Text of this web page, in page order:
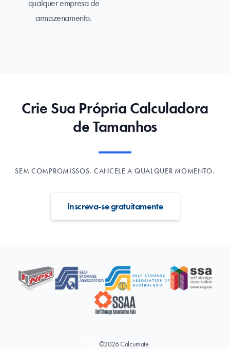
qualquer empresa de
armazenamento.
Crie Sua Própria Calculadora
de Tamanhos
SEM COMPROMISSOS. CANCELE A QUALQUER MOMENTO.
Inscreva-se gratuitamente
©2026 Calcumate